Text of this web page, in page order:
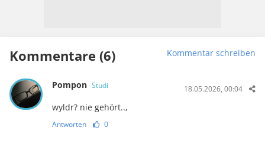
Kommentare (6) Kommentar schreiben
Pompon Studi 18.05.2026, 00:04
wyldr? nie gehört..,
Antworten 0